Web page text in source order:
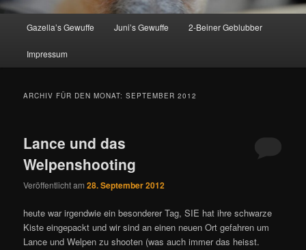
Gazella’s Gewuffe Juni’s Gewuffe 2-Beiner Geblubber
Impressum
ARCHIV FÜR DEN MONAT:SEPTEMBER 2012
Lance und das
Welpenshooting
Veröffentlicht am28. September 2012
heute war irgendwie ein besonderer Tag, SIE hat ihre schwarze
Kiste eingepackt und wir sind an einen neuen Ort gefahren um
Lance und Welpen zu shooten (was auch immer das heisst.